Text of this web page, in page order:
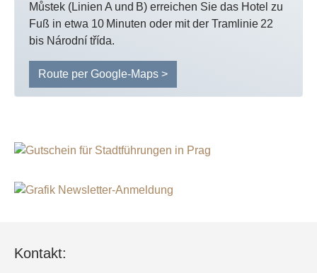
Můstek (Linien A und B) erreichen Sie das Hotel zu
Fuß in etwa 10 Minuten oder mit der Tramlinie 22
bis Národní třída.
Route per Google-Maps >
Kontakt: